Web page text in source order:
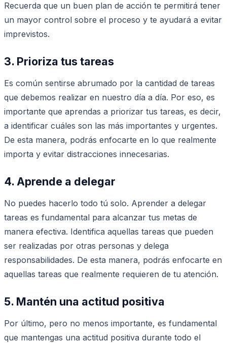
Recuerda que un buen plan de acción te permitirá tener
un mayor control sobre el proceso y te ayudará a evitar
imprevistos.
3. Prioriza tus tareas
Es común sentirse abrumado por la cantidad de tareas
que debemos realizar en nuestro día a día. Por eso, es
importante que aprendas a priorizar tus tareas, es decir,
a identificar cuáles son las más importantes y urgentes.
De esta manera, podrás enfocarte en lo que realmente
importa y evitar distracciones innecesarias.
4. Aprende a delegar
No puedes hacerlo todo tú solo. Aprender a delegar
tareas es fundamental para alcanzar tus metas de
manera efectiva. Identifica aquellas tareas que pueden
ser realizadas por otras personas y delega
responsabilidades. De esta manera, podrás enfocarte en
aquellas tareas que realmente requieren de tu atención.
5. Mantén una actitud positiva
Por último, pero no menos importante, es fundamental
que mantengas una actitud positiva durante todo el